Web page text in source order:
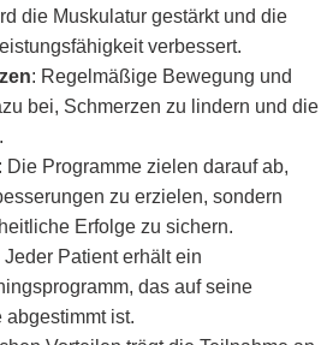
die Muskulatur gestärkt und die
verbessert.
: Regelmäßige Bewegung und
bei, Schmerzen zu lindern und die
: Die Programme zielen darauf ab,
zu erzielen, sondern
Erfolge zu sichern.
Jeder Patient erhält ein
das auf seine
ist.